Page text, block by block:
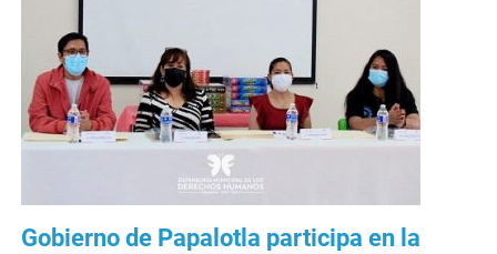
Gobierno de Papalotla participa en la